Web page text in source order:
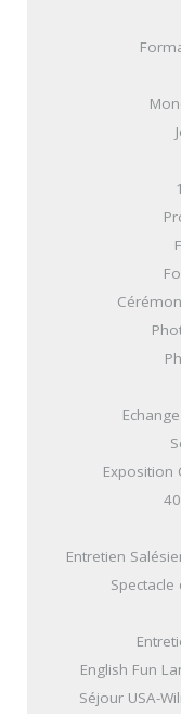
Exposition
Entretien
English Fun
Séjour USA-